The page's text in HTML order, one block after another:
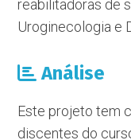
reabilitadoras de
Uroginecologia e
Análise
Este projeto tem
discentes do